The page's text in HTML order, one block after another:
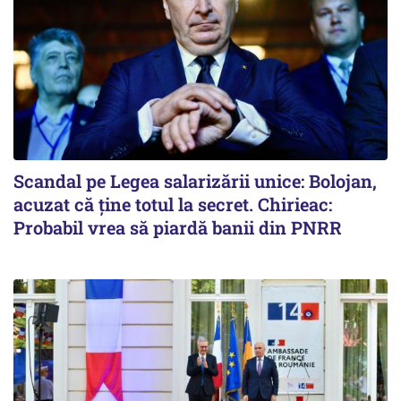
Scandal pe Legea salarizării unice: Bolojan,
acuzat că ține totul la secret. Chirieac:
Probabil vrea să piardă banii din PNRR